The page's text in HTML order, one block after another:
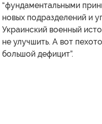
“фундаментальными
новых подразделений и
Украинский военный
не улучшить. А вот
большой дефицит”.